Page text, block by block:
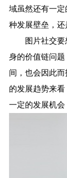
域虽然还有一
种发展壁垒，还
图片社交
身的价值链问
间，也会因此
的发展趋势来
一定的发展机会